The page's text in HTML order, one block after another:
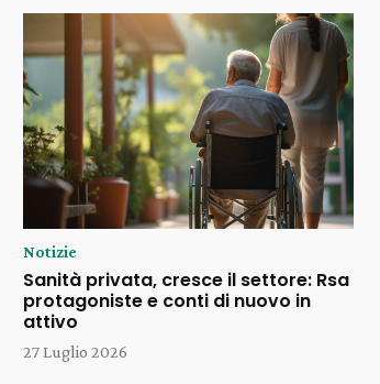
Notizie
Sanità privata, cresce il settore: Rsa
protagoniste e conti di nuovo in
attivo
27 Luglio 2026